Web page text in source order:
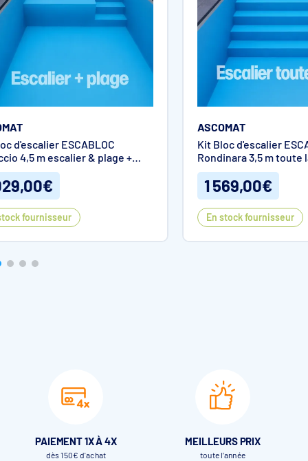
prévu sur la partie bleue pour emboîter soit un nez de marche qui
10ème, soit une tôle colaminée pour souder un PVC armé 150/
d'escalier ESCABLOC
4,5 m escalier & plage +
incluse
fournisseur
ASCOMAT
Kit Bloc d'escalier
Rondinara 3,5 m toute
SOPRO incluse
1 569,00€
En stock fournisseur
PAIEMENT 1X À 4X
dès 150€ d'achat
MEILLEURS PRIX
toute l’année